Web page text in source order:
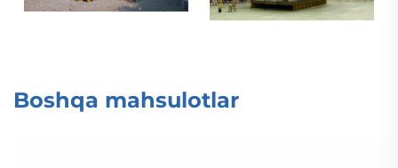
Boshqa mahsulotlar